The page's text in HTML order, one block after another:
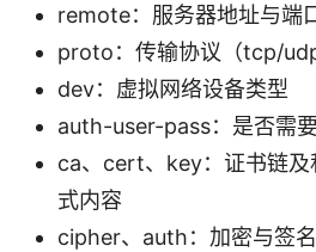
remote：服务器地址与端
proto：传输协议（tcp/udp
dev：虚拟网络设备类型
auth-user-pass：是否需
ca、cert、key：证书链及
式内容
cipher、auth：加密与签